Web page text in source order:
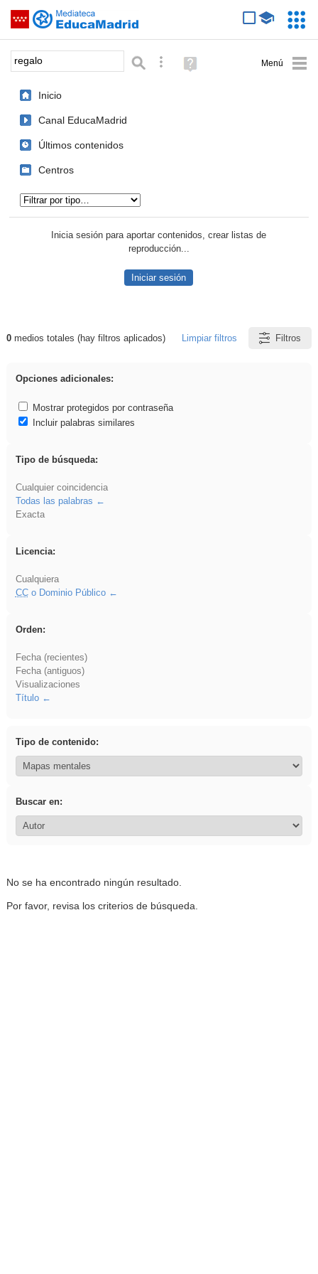
Saltar navegación
Palabra o frase: Búsqueda avanzada
Ayuda
(en
Inicio
Canal EducaMadrid
Últimos contenidos
Centros
Inicia sesión para aportar contenidos, crear listas de
reproducción...
Iniciar sesión
Resultados de: regalo
0medios totales (hay filtros aplicados) Limpiar filtros Filtros
Opciones adicionales:
Mostrar protegidos por contraseña
Incluir palabras similares
Tipo de búsqueda:
Cualquier coincidencia
Todas las palabras
Exacta
Licencia:
Cualquiera
CCo Dominio Público
Orden:
Fecha (recientes)
Fecha (antiguos)
Visualizaciones
Título
Tipo de contenido:
Buscar en:
No se ha encontrado ningún resultado.
Por favor, revisa los criterios de búsqueda.